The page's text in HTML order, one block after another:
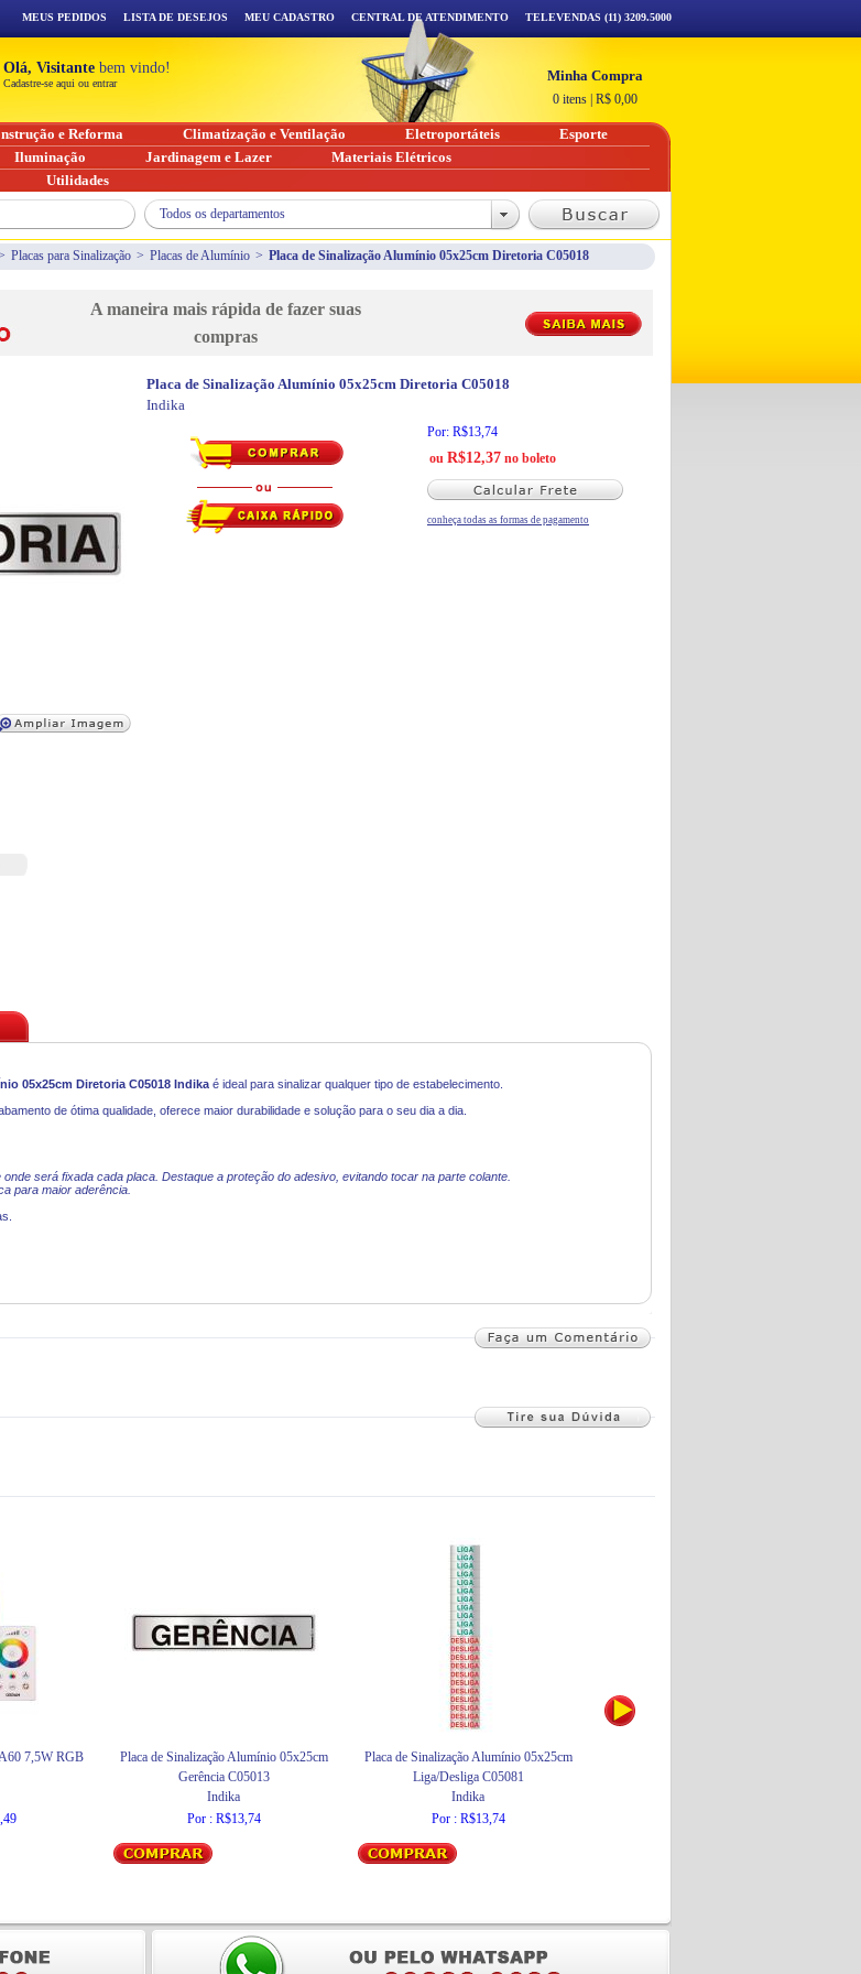
Placas para Sinalização > Placas de Alumínio > Placa de Sinalização Alumínio 05x25cm Diretoria C05018
A maneira mais rápida de fazer suas
compras
Placa de Sinalização Alumínio 05x25cm Diretoria C05018
Indika
Por: R$13,74
ou R$12,37 no boleto
conheça todas as formas de pagamento
05x25cm Diretoria C05018 Indika é ideal para sinalizar qualquer tipo de estabelecimento.
de ótima qualidade, oferece maior durabilidade e solução para o seu dia a dia.
será fixada cada placa. Destaque a proteção do adesivo, evitando tocar na parte colante.
para maior aderência.
7,5W RGB
Placa de Sinalização Alumínio 05x25cm
Gerência C05013
Indika
Por : R$13,74
Placa de Sinalização Alumínio 05x25cm
Liga/Desliga C05081
Indika
Por : R$13,74
MEUS PEDIDOS LISTA DE DESEJOS MEU CADASTRO CENTRAL DE ATENDIMENTO TELEVENDAS (11) 3209.5000
Olá, Visitante bem vindo!
Cadastre-se aqui ou entrar Minha Compra
0 itens R$ 0,00
e Reforma Climatização e Ventilação Eletroportáteis
Esporte
Iluminação Jardinagem e Lazer
Materiais Elétricos
Utilidades
Todos os departamentos